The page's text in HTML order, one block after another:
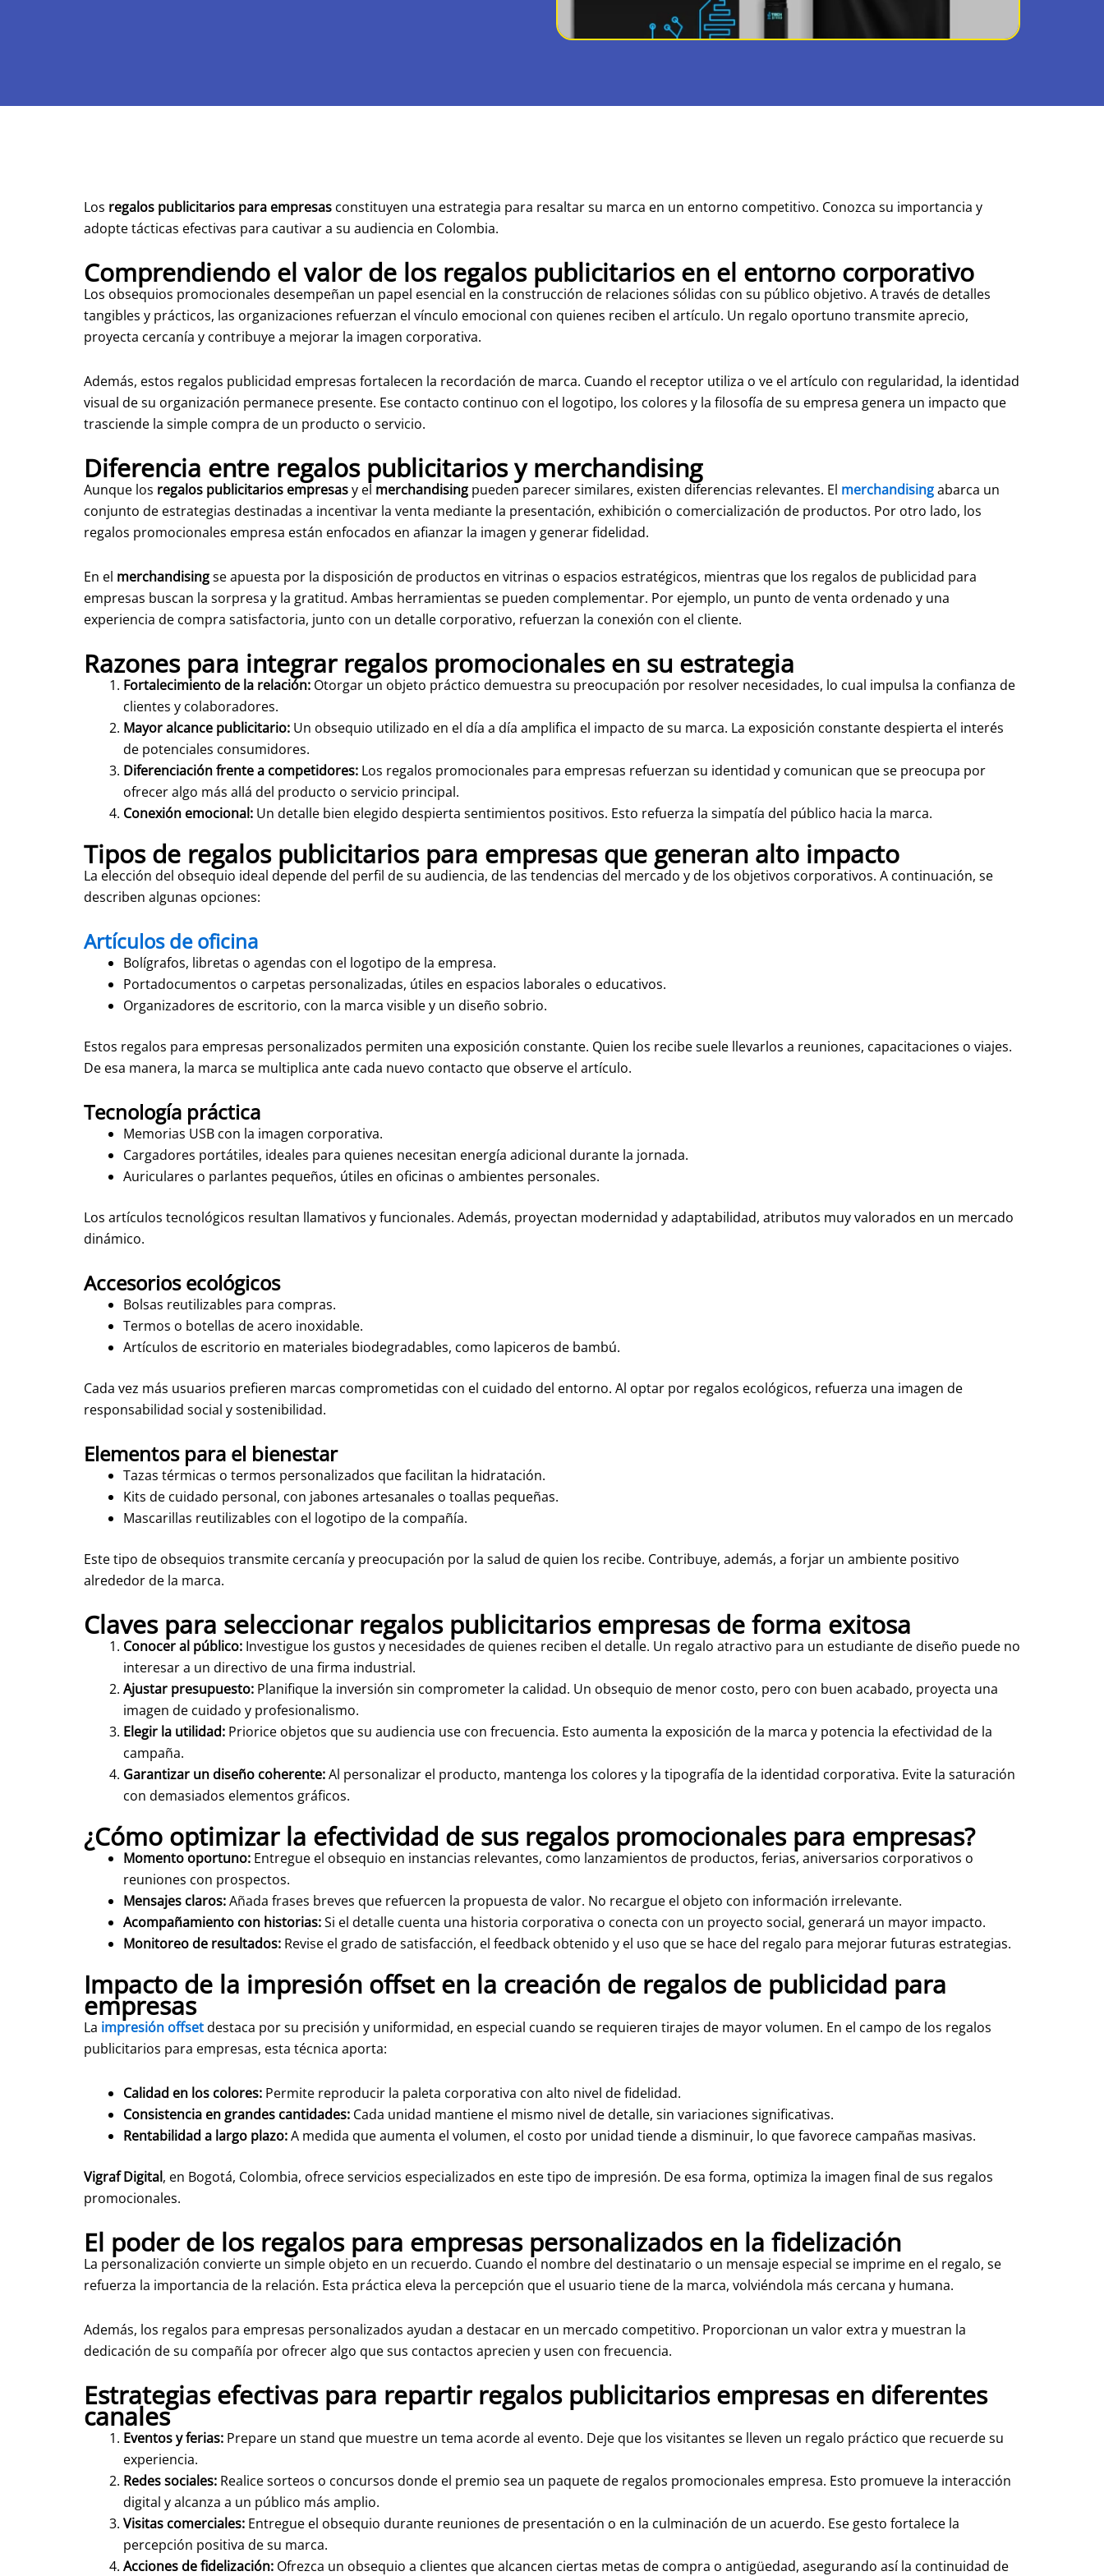
Los regalos publicitarios para empresas constituyen una estrategia para resaltar su marca en un entorno competitivo. Conozca su importancia y
adopte tácticas efectivas para cautivar a su audiencia en Colombia.
Comprendiendo el valor de los regalos publicitarios en el entorno corporativo
Los obsequios promocionales desempeñan un papel esencial en la construcción de relaciones sólidas con su público objetivo. A través de detalles
tangibles y prácticos, las organizaciones refuerzan el vínculo emocional con quienes reciben el artículo. Un regalo oportuno transmite aprecio,
proyecta cercanía y contribuye a mejorar la imagen corporativa.
Además, estos regalos publicidad empresas fortalecen la recordación de marca. Cuando el receptor utiliza o ve el artículo con regularidad, la identidad
visual de su organización permanece presente. Ese contacto continuo con el logotipo, los colores y la filosofía de su empresa genera un impacto que
trasciende la simple compra de un producto o servicio.
Diferencia entre regalos publicitarios y merchandising
Aunque los regalos publicitarios empresasy el merchandising pueden parecer similares, existen diferencias relevantes. El merchandisingabarca un
conjunto de estrategias destinadas a incentivar la venta mediante la presentación, exhibición o comercialización de productos. Por otro lado, los
regalos promocionales empresa están enfocados en afianzar la imagen y generar fidelidad.
En el merchandisingse apuesta por la disposición de productos en vitrinas o espacios estratégicos, mientras que los regalos de publicidad para
empresas buscan la sorpresa y la gratitud. Ambas herramientas se pueden complementar. Por ejemplo, un punto de venta ordenado y una
experiencia de compra satisfactoria, junto con un detalle corporativo, refuerzan la conexión con el cliente.
Razones para integrar regalos promocionales en su estrategia
Fortalecimiento de la relación: Otorgar un objeto práctico demuestra su preocupación por resolver necesidades, lo cual impulsa la confianza de
clientes y colaboradores.
Mayor alcance publicitario: Un obsequio utilizado en el día a día amplifica el impacto de su marca. La exposición constante despierta el interés
de potenciales consumidores.
Diferenciación frente a competidores: Los regalos promocionales para empresas refuerzan su identidad y comunican que se preocupa por
ofrecer algo más allá del producto o servicio principal.
Conexión emocional: Un detalle bien elegido despierta sentimientos positivos. Esto refuerza la simpatía del público hacia la marca.
Tipos de regalos publicitarios para empresas que generan alto impacto
La elección del obsequio ideal depende del perfil de su audiencia, de las tendencias del mercado y de los objetivos corporativos. A continuación, se
describen algunas opciones:
Artículos de oficina
Bolígrafos, libretas o agendas con el logotipo de la empresa.
Portadocumentos o carpetas personalizadas, útiles en espacios laborales o educativos.
Organizadores de escritorio, con la marca visible y un diseño sobrio.
Estos regalos para empresas personalizados permiten una exposición constante. Quien los recibe suele llevarlos a reuniones, capacitaciones o viajes.
De esa manera, la marca se multiplica ante cada nuevo contacto que observe el artículo.
Tecnología práctica
Memorias USB con la imagen corporativa.
Cargadores portátiles, ideales para quienes necesitan energía adicional durante la jornada.
Auriculares o parlantes pequeños, útiles en oficinas o ambientes personales.
Los artículos tecnológicos resultan llamativos y funcionales. Además, proyectan modernidad y adaptabilidad, atributos muy valorados en un mercado
dinámico.
Accesorios ecológicos
Bolsas reutilizables para compras.
Termos o botellas de acero inoxidable.
Artículos de escritorio en materiales biodegradables, como lapiceros de bambú.
Cada vez más usuarios prefieren marcas comprometidas con el cuidado del entorno. Al optar por regalos ecológicos, refuerza una imagen de
responsabilidad social y sostenibilidad.
Elementos para el bienestar
Tazas térmicas o termos personalizados que facilitan la hidratación.
Kits de cuidado personal, con jabones artesanales o toallas pequeñas.
Mascarillas reutilizables con el logotipo de la compañía.
Este tipo de obsequios transmite cercanía y preocupación por la salud de quien los recibe. Contribuye, además, a forjar un ambiente positivo
alrededor de la marca.
Claves para seleccionar regalos publicitarios empresas de forma exitosa
Conocer al público: Investigue los gustos y necesidades de quienes reciben el detalle. Un regalo atractivo para un estudiante de diseño puede no
interesar a un directivo de una firma industrial.
Ajustar presupuesto: Planifique la inversión sin comprometer la calidad. Un obsequio de menor costo, pero con buen acabado, proyecta una
imagen de cuidado y profesionalismo.
Elegir la utilidad: Priorice objetos que su audiencia use con frecuencia. Esto aumenta la exposición de la marca y potencia la efectividad de la
campaña.
Garantizar un diseño coherente:Al personalizar el producto, mantenga los colores y la tipografía de la identidad corporativa. Evite la saturación
con demasiados elementos gráficos.
¿Cómo optimizar la efectividad de sus regalos promocionales para empresas?
Momento oportuno: Entregue el obsequio en instancias relevantes, como lanzamientos de productos, ferias, aniversarios corporativos o
reuniones con prospectos.
Mensajes claros:Añada frases breves que refuercen la propuesta de valor. No recargue el objeto con información irrelevante.
Acompañamiento con historias:Si el detalle cuenta una historia corporativa o conecta con un proyecto social, generará un mayor impacto.
Monitoreo de resultados: Revise el grado de satisfacción, el feedback obtenido y el uso que se hace del regalo para mejorar futuras estrategias.
Impacto de la impresión offset en la creación de regalos de publicidad para
empresas
La impresión offsetdestaca por su precisión y uniformidad, en especial cuando se requieren tirajes de mayor volumen. En el campo de los regalos
publicitarios para empresas, esta técnica aporta:
Calidad en los colores: Permite reproducir la paleta corporativa con alto nivel de fidelidad.
Consistencia en grandes cantidades: Cada unidad mantiene el mismo nivel de detalle, sin variaciones significativas.
Rentabilidad a largo plazo:A medida que aumenta el volumen, el costo por unidad tiende a disminuir, lo que favorece campañas masivas.
Vigraf Digital, en Bogotá, Colombia, ofrece servicios especializados en este tipo de impresión. De esa forma, optimiza la imagen final de sus regalos
promocionales.
El poder de los regalos para empresas personalizados en la fidelización
La personalización convierte un simple objeto en un recuerdo. Cuando el nombre del destinatario o un mensaje especial se imprime en el regalo, se
refuerza la importancia de la relación. Esta práctica eleva la percepción que el usuario tiene de la marca, volviéndola más cercana y humana.
Además, los regalos para empresas personalizados ayudan a destacar en un mercado competitivo. Proporcionan un valor extra y muestran la
dedicación de su compañía por ofrecer algo que sus contactos aprecien y usen con frecuencia.
Estrategias efectivas para repartir regalos publicitarios empresas en diferentes
canales
Eventos y ferias: Prepare un stand que muestre un tema acorde al evento. Deje que los visitantes se lleven un regalo práctico que recuerde su
experiencia.
Redes sociales: Realice sorteos o concursos donde el premio sea un paquete de regalos promocionales empresa. Esto promueve la interacción
digital y alcanza a un público más amplio.
Visitas comerciales: Entregue el obsequio durante reuniones de presentación o en la culminación de un acuerdo. Ese gesto fortalece la
percepción positiva de su marca.
Acciones de fidelización: Ofrezca un obsequio a clientes que alcancen ciertas metas de compra o antigüedad, asegurando así la continuidad de